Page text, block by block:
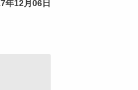
年12月06日